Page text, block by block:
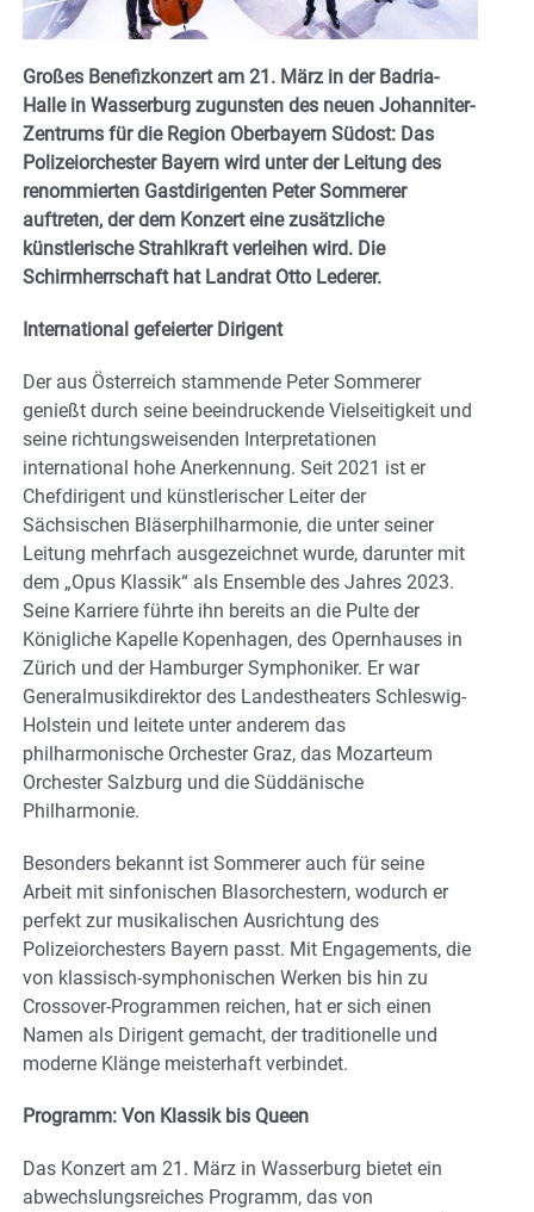
Großes Benefizkonzert am 21. März in der Badria-
Halle in Wasserburg zugunsten des neuen Johanniter-
Zentrums für die Region Oberbayern Südost: Das
Polizeiorchester Bayern wird unter der Leitung des
renommierten Gastdirigenten Peter Sommerer
auftreten, der dem Konzert eine zusätzliche
künstlerische Strahlkraft verleihen wird. Die
Schirmherrschaft hat Landrat Otto Lederer.
International gefeierter Dirigent
Der aus Österreich stammende Peter Sommerer
genießt durch seine beeindruckende Vielseitigkeit und
seine richtungsweisenden Interpretationen
international hohe Anerkennung. Seit 2021 ist er
Chefdirigent und künstlerischer Leiter der
Sächsischen Bläserphilharmonie, die unter seiner
Leitung mehrfach ausgezeichnet wurde, darunter mit
dem „Opus Klassik“ als Ensemble des Jahres 2023.
Seine Karriere führte ihn bereits an die Pulte der
Königliche Kapelle Kopenhagen, des Opernhauses in
Zürich und der Hamburger Symphoniker. Er war
Generalmusikdirektor des Landestheaters Schleswig-
Holstein und leitete unter anderem das
philharmonische Orchester Graz, das Mozarteum
Orchester Salzburg und die Süddänische
Philharmonie.
Besonders bekannt ist Sommerer auch für seine
Arbeit mit sinfonischen Blasorchestern, wodurch er
perfekt zur musikalischen Ausrichtung des
Polizeiorchesters Bayern passt. Mit Engagements, die
von klassisch-symphonischen Werken bis hin zu
Crossover-Programmen reichen, hat er sich einen
Namen als Dirigent gemacht, der traditionelle und
moderne Klänge meisterhaft verbindet​.
Programm: Von Klassik bis Queen
Das Konzert am 21. März in Wasserburg bietet ein
abwechslungsreiches Programm, das von